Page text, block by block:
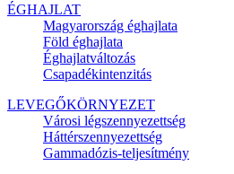
ÉGHAJLAT
Magyarország éghajlata
Föld éghajlata
Éghajlatváltozás
Csapadékintenzitás
LEVEGŐKÖRNYEZET
Városi légszennyezettség
Háttérszennyezettség
Gammadózis-teljesítmény